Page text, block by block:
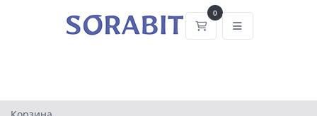
0
Корзина